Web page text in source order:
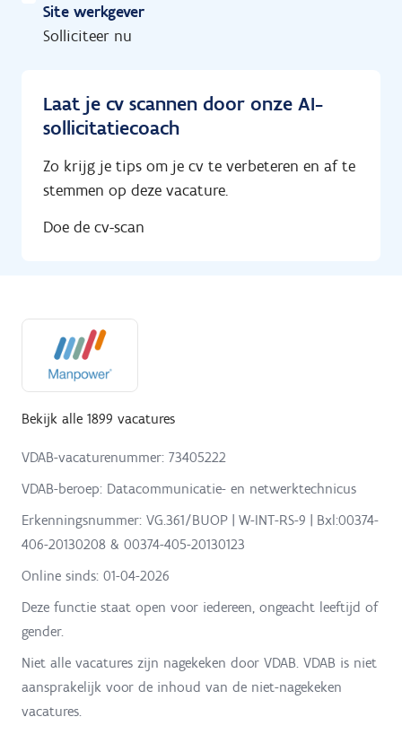
Site werkgever
Solliciteer nu
Laat je cv scannen door onze AI-
sollicitatiecoach
Zo krijg je tips om je cv te verbeteren en af te
stemmen op deze vacature.
Doe de cv-scan
Bekijk alle 1899 vacatures
VDAB-vacaturenummer: 73405222
VDAB-beroep: Datacommunicatie- en netwerktechnicus
Erkenningsnummer: VG.361/BUOP | W-INT-RS-9 | Bxl:00374-
406-20130208 & 00374-405-20130123
Online sinds: 01-04-2026
Deze functie staat open voor iedereen, ongeacht leeftijd of
gender.
Niet alle vacatures zijn nagekeken door VDAB. VDAB is niet
aansprakelijk voor de inhoud van de niet-nagekeken
vacatures.